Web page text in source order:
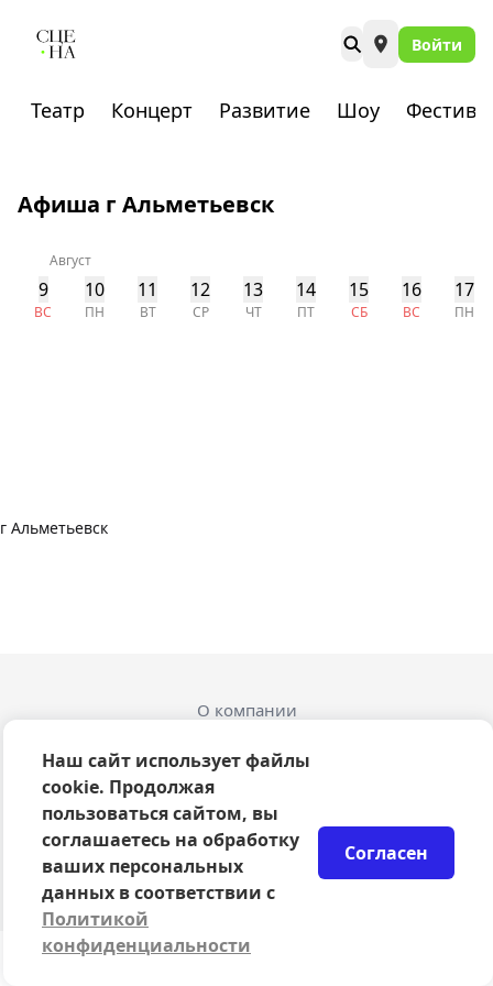
Войти
Театр Концерт Развитие Шоу
Афиша г Альметьевск
Август
9
ВС
10
ПН
11
ВТ
12
СР
13
ЧТ
14
ПТ
15
СБ
16
ВС
17
ПН
г Альметьевск
О компании
Политика конфиденциальности
Согласие на обработку персональных данных
Правила возврата билетов
Возврат билетов
Организаторам
© 2024-2026 ООО Сцена
Наш сайт использует файлы
cookie. Продолжая
пользоваться сайтом, вы
соглашаетесь на обработку
ваших персональных
данных в соответствии с
Политикой
конфиденциальности
Согласен